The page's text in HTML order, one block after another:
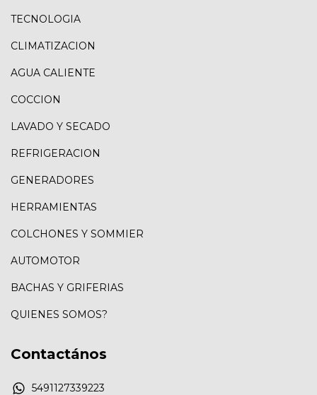
TECNOLOGIA
CLIMATIZACION
AGUA CALIENTE
COCCION
LAVADO Y SECADO
REFRIGERACION
GENERADORES
HERRAMIENTAS
COLCHONES Y SOMMIER
AUTOMOTOR
BACHAS Y GRIFERIAS
QUIENES SOMOS?
Contactános
5491127339223